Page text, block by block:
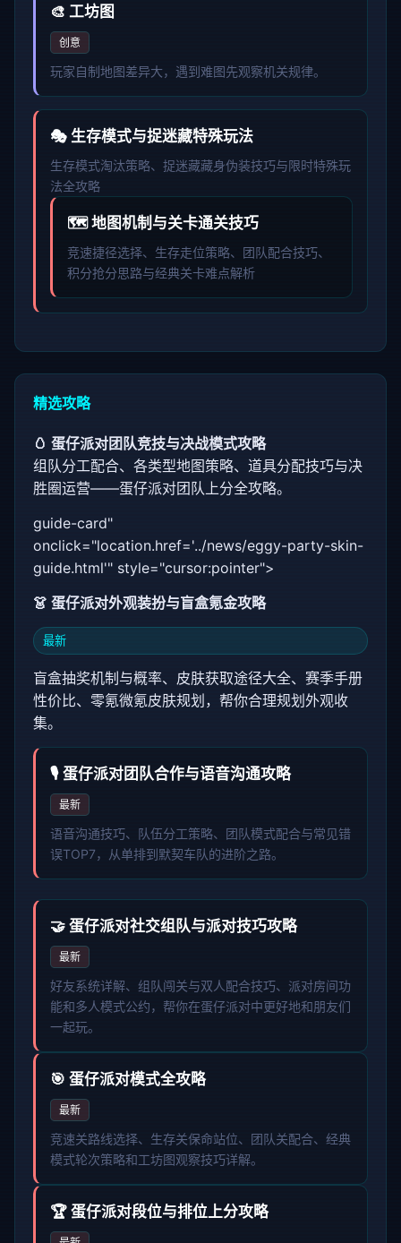
🎨 工坊图
创意
玩家自制地图差异大，遇到难图先观察机关规律。
🎭 生存模式与捉迷藏特殊玩法
生存模式淘汰策略、捉迷藏藏身伪装技巧与限时特殊玩
法全攻略
🗺️ 地图机制与关卡通关技巧
竞速捷径选择、生存走位策略、团队配合技巧、
积分抢分思路与经典关卡难点解析
精选攻略
🥚 蛋仔派对团队竞技与决战模式攻略
组队分工配合、各类型地图策略、道具分配技巧与决
胜圈运营——蛋仔派对团队上分全攻略。
guide-card"
onclick="location.href='../news/eggy-party-skin-
guide.html'" style="cursor:pointer">
👗 蛋仔派对外观装扮与盲盒氪金攻略
最新
盲盒抽奖机制与概率、皮肤获取途径大全、赛季手册
性价比、零氪微氪皮肤规划，帮你合理规划外观收
集。
🎙️ 蛋仔派对团队合作与语音沟通攻略
最新
语音沟通技巧、队伍分工策略、团队模式配合与常见错
误TOP7，从单排到默契车队的进阶之路。
🤝 蛋仔派对社交组队与派对技巧攻略
最新
好友系统详解、组队闯关与双人配合技巧、派对房间功
能和多人模式公约，帮你在蛋仔派对中更好地和朋友们
一起玩。
🎯 蛋仔派对模式全攻略
最新
竞速关路线选择、生存关保命站位、团队关配合、经典
模式轮次策略和工坊图观察技巧详解。
🏆 蛋仔派对段位与排位上分攻略